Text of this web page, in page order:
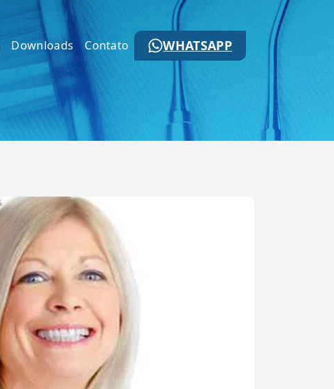
Downloads Contato WHATSAPP